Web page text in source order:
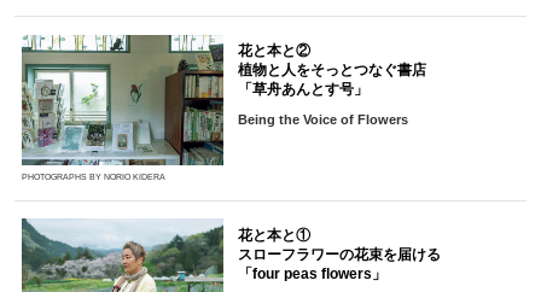
PHOTOGRAPHS BY NORIO KIDERA
花と本と②
植物と人をそっとつなぐ書店
「草舟あんとす号」
Being the Voice of Flowers
花と本と①
スローフラワーの花束を届ける
「four peas flowers」